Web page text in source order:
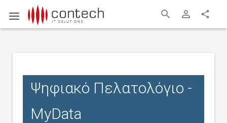
search person_outline share
Ψηφιακό Πελατολόγιο -
MyData